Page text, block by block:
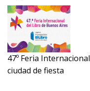
47º Feria
ciudad de fiesta